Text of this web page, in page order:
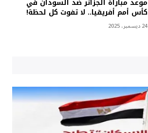
موعد مباراة الجزائر ضد السودان في
كأس أمم أفريقيا.. لا تفوت كل لحظة!
24 ديسمبر، 2025